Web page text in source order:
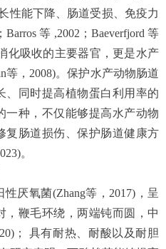
性能下降、肠道受损、免疫力
等,2002；Baeverfjord等
化吸收的主要器官，更是水产
等，2008)。保护水产动物肠道
、同时提高植物蛋白利用率的
一种，不仅能够提高水产动物
复肠道损伤、保护肠道健康方
。
厌氧菌(Zhang等，2017)，呈
，鞭毛环绕，两端钝而圆，中
； 具有耐热、耐酸以及耐胆